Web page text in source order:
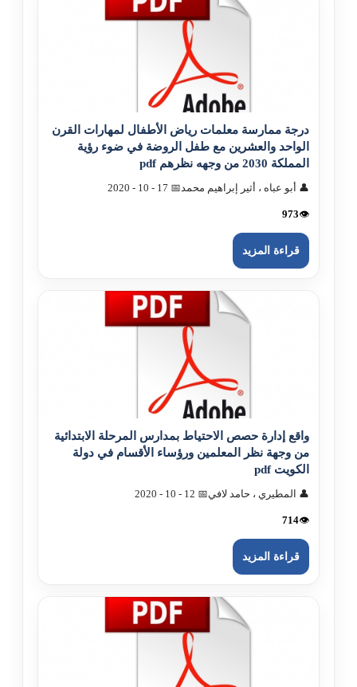
درجة ممارسة معلمات رياض الأطفال لمهارات القرن
الواحد والعشرين مع طفل الروضة في ضوء رؤية
المملکة 2030 من وجهه نظرهم pdf
👤 أبو عباه ، أثير إبراهيم محمد 📅 17 - 10 - 2020
👁️
973
قراءة المزيد
واقع إدارة حصص الاحتياط بمدارس المرحلة الابتدائية
من وجهة نظر المعلمين ورؤساء الأقسام في دولة
الکويت pdf
👤 المطيري ، حامد لافي📅 12 - 10 - 2020
👁️
714
قراءة المزيد